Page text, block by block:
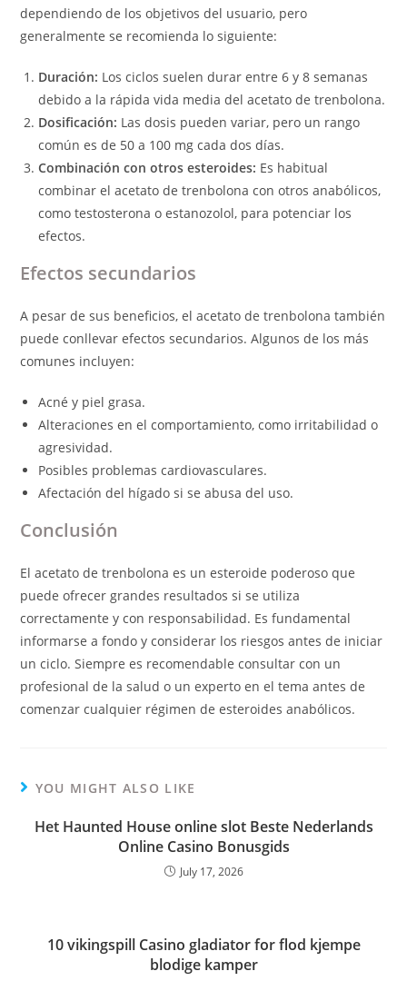
dependiendo de los objetivos del usuario, pero
generalmente se recomienda lo siguiente:
Duración: Los ciclos suelen durar entre 6 y 8 semanas
debido a la rápida vida media del acetato de trenbolona.
Dosificación: Las dosis pueden variar, pero un rango
común es de 50 a 100 mg cada dos días.
Combinación con otros esteroides: Es habitual
combinar el acetato de trenbolona con otros anabólicos,
como testosterona o estanozolol, para potenciar los
efectos.
Efectos secundarios
A pesar de sus beneficios, el acetato de trenbolona también
puede conllevar efectos secundarios. Algunos de los más
comunes incluyen:
Acné y piel grasa.
Alteraciones en el comportamiento, como irritabilidad o
agresividad.
Posibles problemas cardiovasculares.
Afectación del hígado si se abusa del uso.
Conclusión
El acetato de trenbolona es un esteroide poderoso que
puede ofrecer grandes resultados si se utiliza
correctamente y con responsabilidad. Es fundamental
informarse a fondo y considerar los riesgos antes de iniciar
un ciclo. Siempre es recomendable consultar con un
profesional de la salud o un experto en el tema antes de
comenzar cualquier régimen de esteroides anabólicos.
YOU MIGHT ALSO LIKE
Het Haunted House online slot Beste Nederlands
Online Casino Bonusgids
July 17, 2026
10 vikingspill Casino gladiator for flod kjempe
blodige kamper